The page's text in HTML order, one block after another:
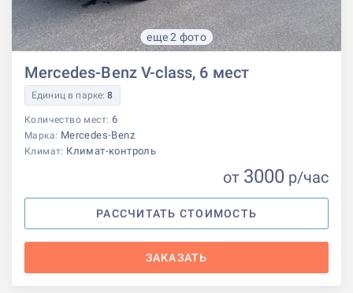
еще 2 фото
Mercedes-Benz V-class, 6 мест
Единиц в парке:8
Количество мест: 6
Марка: Mercedes-Benz
Климат: Климат-контроль
от 3000 р/час
РАССЧИТАТЬ СТОИМОСТЬ
ЗАКАЗАТЬ